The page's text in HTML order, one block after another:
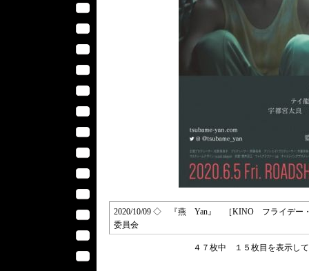
2020/10/09 ◇ 『燕 Yan』 ［KINO フライデー・
委員会
４７枚中 １５枚目を表示し